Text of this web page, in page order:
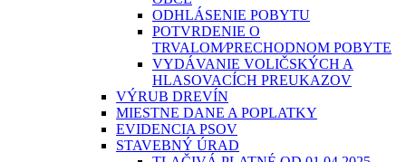
ODHLÁSENIE POBYTU
POTVRDENIE O
TRVALOM⁄PRECHODNOM POBYTE
VYDÁVANIE VOLIČSKÝCH A
HLASOVACÍCH PREUKAZOV
VÝRUB DREVÍN
MIESTNE DANE A POPLATKY
EVIDENCIA PSOV
STAVEBNÝ ÚRAD